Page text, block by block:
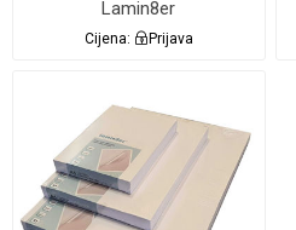
Lamin8er
Cijena: Prijava